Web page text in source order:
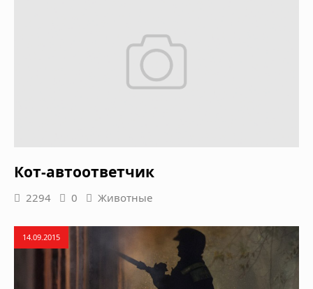
Кот-автоответчик
2294 0 Животные
14.09.2015